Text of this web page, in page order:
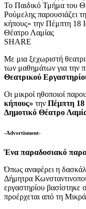
Το Παιδικό Τμήμα του
Ρούμελης παρουσιάζει
κήπους» την Πέμπτη 18
Θέατρο Λαμίας
SHARE
Με μια ξεχωριστή
των μαθημάτων για την
Θεατρικού
Οι μικροί ηθοποιοί
κήπους» την Πέμπτη 18
Δημοτικό Θέατρο
-Advertisment-
Ένα παραδοσιακό
Όπως αναφέρει η
Δήμητρα
εργαστηρίου βασίστηκε
προέρχεται από τη